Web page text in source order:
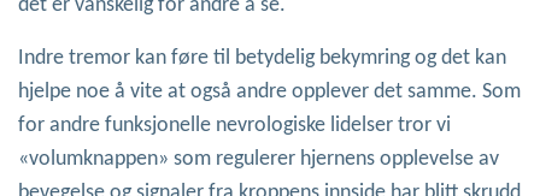
det er vanskelig for andre å se.
Indre tremor kan føre til betydelig bekymring og det kan
hjelpe noe å vite at også andre opplever det samme. Som
for andre funksjonelle nevrologiske lidelser tror vi
«volumknappen» som regulerer hjernens opplevelse av